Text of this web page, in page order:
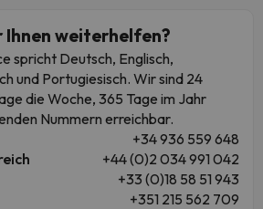
Ihnen weiterhelfen?
spricht Deutsch, Englisch,
und Portugiesisch. Wir sind 24
die Woche, 365 Tage im Jahr
Nummern erreichbar.
+34 936 559 648
+44 (0)2 034 991 042
+33 (0)18 58 51 943
+351 215 562 709